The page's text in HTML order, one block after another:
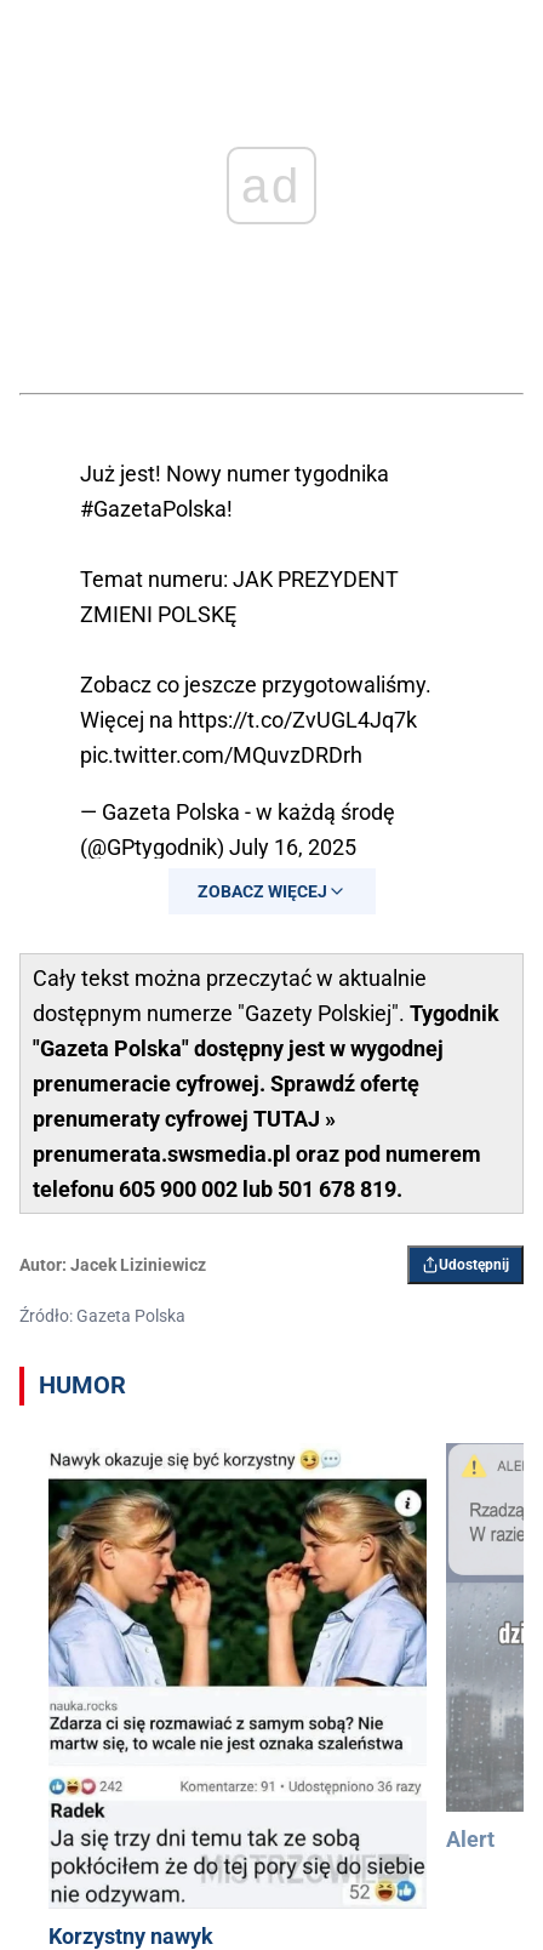
ad
Już jest! Nowy numer tygodnika
#GazetaPolska!
Temat numeru: JAK PREZYDENT
ZMIENI POLSKĘ
Zobacz co jeszcze przygotowaliśmy.
Więcej na https://t.co/ZvUGL4Jq7k
pic.twitter.com/MQuvzDRDrh
— Gazeta Polska - w każdą środę
(@GPtygodnik) July 16, 2025
ZOBACZ WIĘCEJ
Cały tekst można przeczytać w aktualnie
dostępnym numerze "Gazety Polskiej". Tygodnik
"Gazeta Polska" dostępny jest w wygodnej
prenumeracie cyfrowej. Sprawdź ofertę
prenumeraty cyfrowej TUTAJ »
prenumerata.swsmedia.pl oraz pod numerem
telefonu 605 900 002 lub 501 678 819.
Autor: Jacek Liziniewicz Udostępnij
Źródło: Gazeta Polska
HUMOR
Korzystny nawyk
Alert